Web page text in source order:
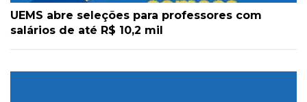
UEMS abre seleções para professores com
salários de até R$ 10,2 mil